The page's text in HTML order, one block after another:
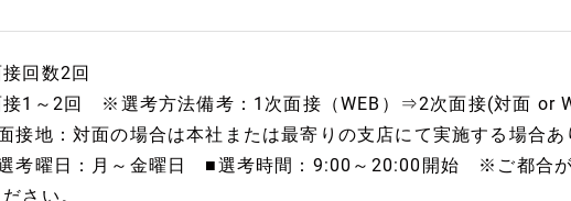
回数2回
接1～2回 ※選考方法備考：1次面接（WEB）⇒2次面接(対面 or
接地：対面の場合は本社または最寄りの支店にて実施する場合あ
考曜日：月～金曜日 ■選考時間：9:00～20:00開始 ※ご都合が
さい。